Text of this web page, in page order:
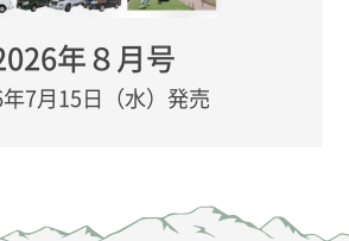
年８月号
7月15日（水）発売